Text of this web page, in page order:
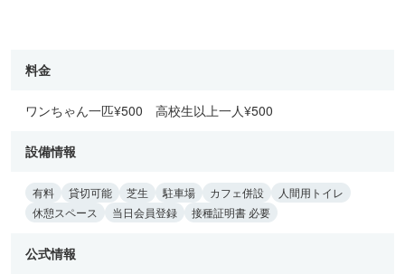
料金
ワンちゃん一匹¥500 高校生以上一人¥500
設備情報
有料 貸切可能 芝生 駐車場 カフェ併設
人間用トイレ
休憩スペース
当日会員登録 接種証明書 必要
公式情報